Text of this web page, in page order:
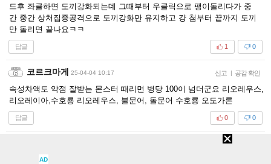
드후 좌클하면 도끼강화되는데 그때부터 우클릭으로 팽이돌리다가 중
간 중간 상처집중공격으로 도끼강화만 유지하고 걍 첨부터 끝까지 도끼
만 돌리면 끝나요ㅋㅋ
답글 0
1
코르크마게 25-04-04 10:17 신고 | 공감 확인
속성차액도 약점 잘받는 몬스터 때리면 병당 100이 넘더군요 리오레우스,
리오레이아,수호룡 리오레우스, 불문어, 돌문어 수호룡 오도가론
답글 0
0
AD